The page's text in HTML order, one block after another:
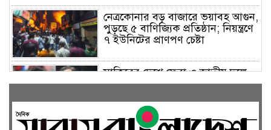
নেত্রকোনার বড় বাজারে ভয়াবহ আগুন,
পুড়ছে ৫ বাণিজ্যিক প্রতিষ্ঠান; নিয়ন্ত্রণে
৭ ইউনিটের প্রাণপণ চেষ্টা
সাকিবের দেশে ফেরা ও জাতীয় দলে
ফেরার সম্ভাবনা নেই, ইঙ্গিত ক্রীড়া